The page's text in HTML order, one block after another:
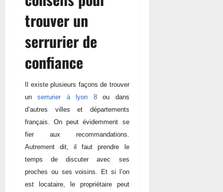
trouver un
serrurier de
confiance
Il existe plusieurs façons de trouver
unserrurier à lyon 8ou dans
d’autres villes et départements
français. On peut évidemment se
fier aux recommandations.
Autrement dit, il faut prendre le
temps de discuter avec ses
proches ou ses voisins. Et si l’on
est locataire, le propriétaire peut